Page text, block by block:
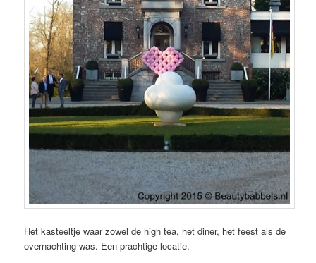
Het kasteeltje waar zowel de high tea, het diner, het feest als de
overnachting was. Een prachtige locatie.